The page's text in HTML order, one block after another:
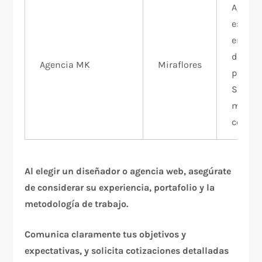
Agencia MK Miraflores
en
SEO,
Al elegir un diseñador o agencia web, asegúrate
de considerar su experiencia, portafolio y la
metodología de trabajo.
Comunica claramente tus objetivos y
expectativas, y solicita cotizaciones detalladas